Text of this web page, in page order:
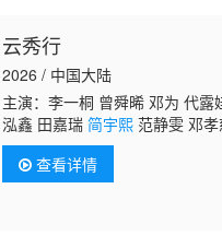
云秀行
2026 / 中国大陆
主演：李一桐 曾舜晞 邓为 代露
泓鑫 田嘉瑞 简宇熙范静雯 邓孝
大志 黑子 张晞临
查看详情